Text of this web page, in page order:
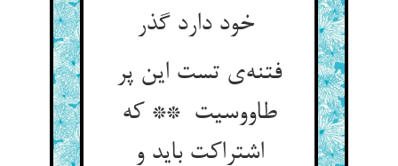
فتنه‌ی تست این پر
طاووسیت ** که
اشتراکت باید و